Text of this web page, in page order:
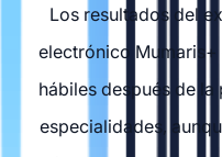
Los resultados del
electrónico
hábiles después de
especialidades,